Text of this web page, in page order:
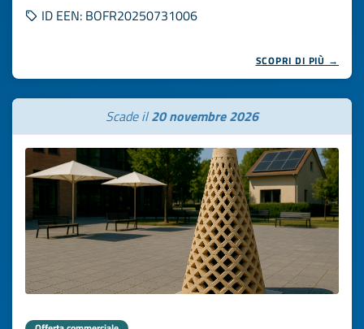
ID EEN: BOFR20250731006
SCOPRI DI PIÙ →
Scade il20 novembre 2026